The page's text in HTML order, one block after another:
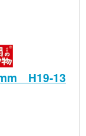
H19-13